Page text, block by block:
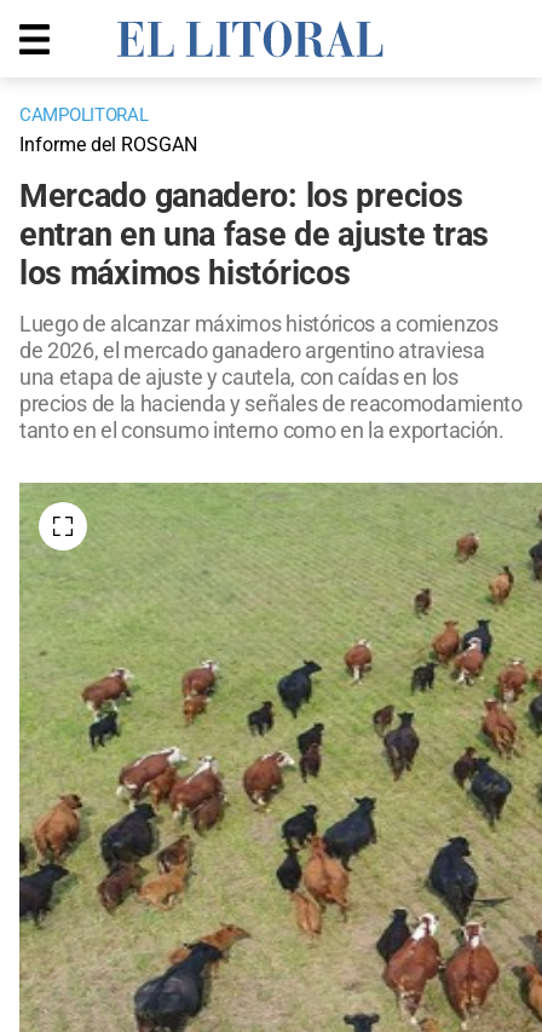
CAMPOLITORAL
Informe del ROSGAN
Mercado ganadero: los precios
entran en una fase de ajuste tras
los máximos históricos
Luego de alcanzar máximos históricos a comienzos
de 2026, el mercado ganadero argentino atraviesa
una etapa de ajuste y cautela, con caídas en los
precios de la hacienda y señales de reacomodamiento
tanto en el consumo interno como en la exportación.